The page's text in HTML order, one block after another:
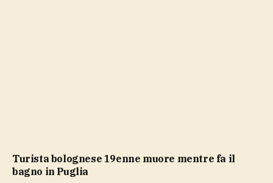
Turista bolognese 19enne muore mentre fa il
bagno in Puglia